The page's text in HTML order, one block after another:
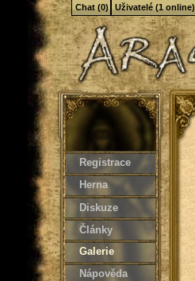
Registrace
Herna
Diskuze
Články
Galerie
Nápověda
Chat (0) Uživatelé (1 online)